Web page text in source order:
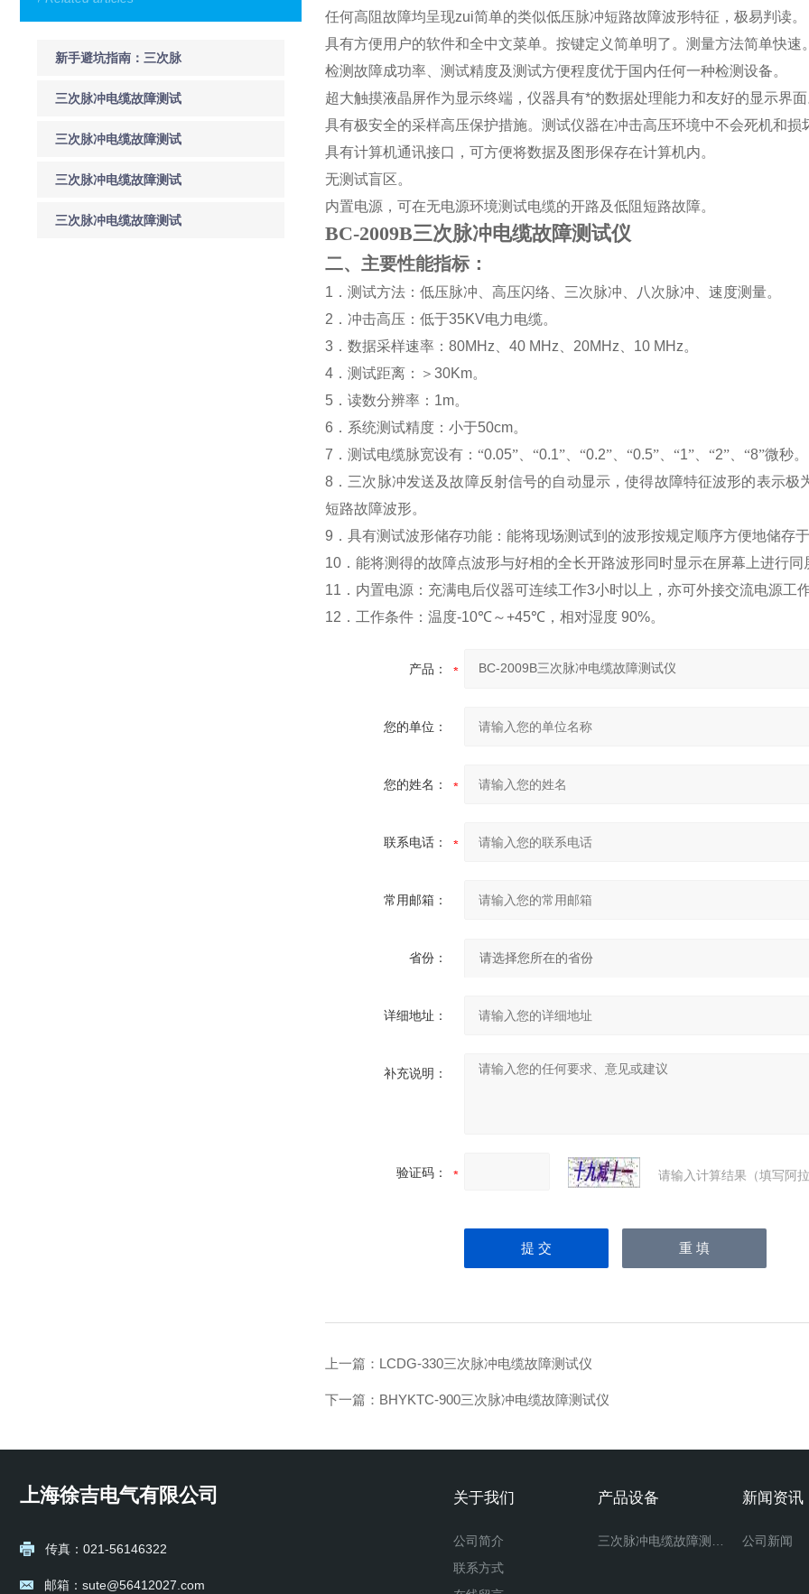
新手避坑指南：三次脉
冲电缆故障测试仪日常
维护、校准与常见故障
三次脉冲电缆故障测试
仪优势特点 电力电缆故
障测距抗干扰高精度检
三次脉冲电缆故障测试
仪的系统组成
三次脉冲电缆故障测试
仪故障性质的分类
三次脉冲电缆故障测试
任何高阻故障均呈现zui简单的类似低压脉冲短路故障波形特征，极易判读。
具有方便用户的软件和全中文菜单。按键定义简单明了。测量方法简单快速。
检测故障成功率、测试精度及测试方便程度优于国内任何一种检测设备。
超大触摸液晶屏作为显示终端，仪器具有*的数据处理能力和友好的显示界面
具有极安全的采样高压保护措施。测试仪器在冲击高压环境中不会死机和损
具有计算机通讯接口，可方便将数据及图形保存在计算机内。
无测试盲区。
内置电源，可在无电源环境测试电缆的开路及低阻短路故障。
BC-2009B三次脉冲电缆故障测试仪
二、主要性能指标：
1 ．测试方法：低压脉冲、高压闪络、三次脉冲、八次脉冲、速度测量。
2 ．冲击高压：低于35KV电力电缆。
3 ．数据采样速率： 80MHz 40 MHz 20MHz 10 MHz。
4 ．测试距离： ＞ 30Km。
5 ．读数分辨率： 1m。
6 ．系统测试精度：小于50cm。
7 ．测试电缆脉宽设有：“0.05”、“0.1”、“0.2”、“0.5”、“1”、“2”、“8”微秒。
8 ．三次脉冲发送及故障反射信号的自动显示，使得故障特征波形的表示
短路故障波形。
9 ．具有测试波形储存功能：能将现场测试到的波形按规定顺序方便地储存
10 ．能将测得的故障点波形与好相的全长开路波形同时显示在屏幕上进行
11 ．内置电源：充满电后仪器可连续工作3小时以上，亦可外接交流电源工作
12 ． 工作条件：温度-10℃～+45℃ ，相对湿度 90%。
产品：
您的单位：
您的姓名：
联系电话：
常用邮箱：
省份：
详细地址：
补充说明：
验证码： 请输入计算结果（填写阿
上一篇： LCDG-330三次脉冲电缆故障测试仪
下一篇： BHYKTC-900三次脉冲电缆故障测试仪
上海徐吉电气有限公司
传真：021-56146322
邮箱：sute@56412027.com
关于我们
公司简介
联系方式
产品设备 新闻资讯
公司新闻